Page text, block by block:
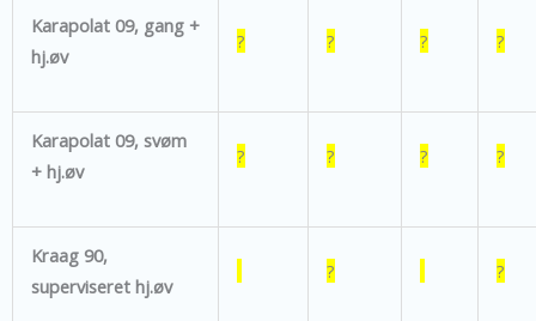
Karapolat 09, gang +
hj.øv
? ? ? ?
Karapolat 09, svøm
+ hj.øv
? ? ? ?
Kraag 90,
superviseret hj.øv
? ?